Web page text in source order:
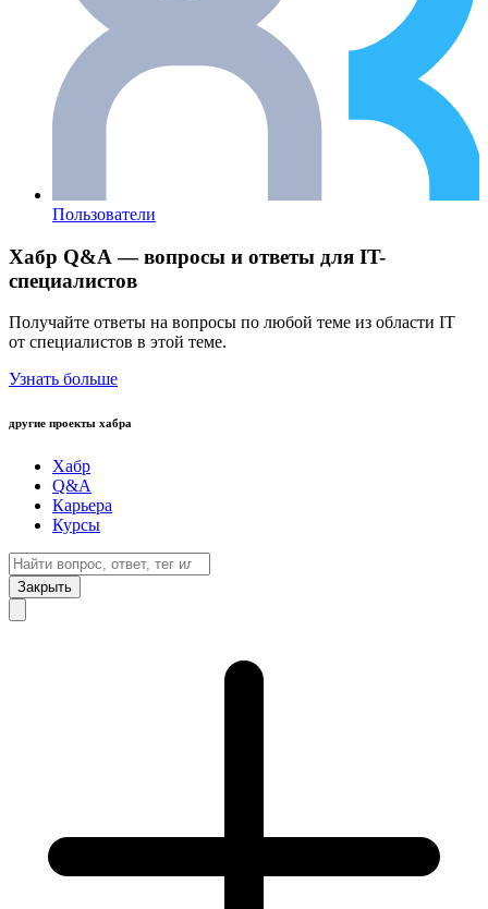
Пользователи
Хабр Q&A — вопросы и ответы для IT-
специалистов
Получайте ответы на вопросы по любой теме из области IT
от специалистов в этой теме.
Узнать больше
другие проекты хабра
Хабр
Q&A
Карьера
Курсы
Закрыть